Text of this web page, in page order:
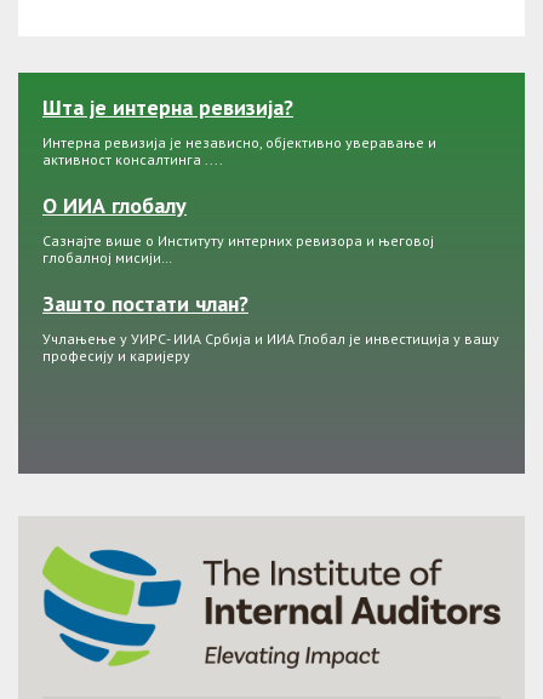
Шта је интерна ревизија?
Интерна ревизија је независно, објективно уверавање и
активност консалтинга ....
О ИИА глобалу
Сазнајте више о Институту интерних ревизора и његовој
глобалној мисији…
Зашто постати члан?
Учлањење у УИРС- ИИА Србија и ИИА Глобал је инвестиција у вашу
професију и каријеру